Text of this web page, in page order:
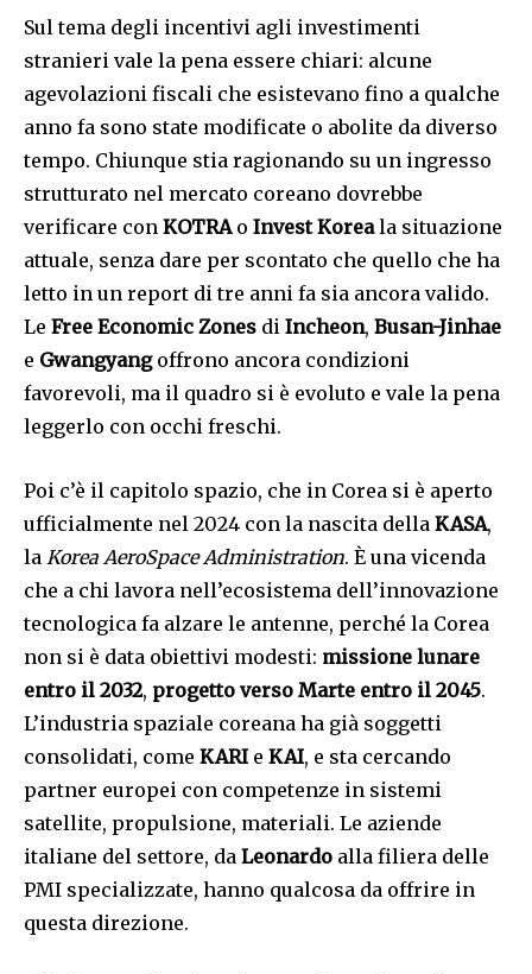
Sul tema degli incentivi agli investimenti
stranieri vale la pena essere chiari: alcune
agevolazioni fiscali che esistevano fino a qualche
anno fa sono state modificate o abolite da diverso
tempo. Chiunque stia ragionando su un ingresso
strutturato nel mercato coreano dovrebbe
verificare con KOTRAo Invest Koreala situazione
attuale, senza dare per scontato che quello che ha
letto in un report di tre anni fa sia ancora valido.
Le Free Economic Zones di Incheon, Busan-Jinhae
e Gwangyangoffrono ancora condizioni
favorevoli, ma il quadro si è evoluto e vale la pena
leggerlo con occhi freschi.
Poi c’è il capitolo spazio, che in Corea si è aperto
ufficialmente nel 2024 con la nascita della KASA,
la Korea AeroSpace Administration. È una vicenda
che a chi lavora nell’ecosistema dell’innovazione
tecnologica fa alzare le antenne, perché la Corea
non si è data obiettivi modesti: missione lunare
entro il 2032, progetto verso Marte entro il 2045.
L’industria spaziale coreana ha già soggetti
consolidati, come KARI e KAI, e sta cercando
partner europei con competenze in sistemi
satellite, propulsione, materiali. Le aziende
italiane del settore, da Leonardo alla filiera delle
PMI specializzate, hanno qualcosa da offrire in
questa direzione.